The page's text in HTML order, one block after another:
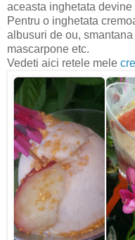
aceasta inghetata devine
Pentru o inghetata
albusuri de ou,
mascarpone etc.
Vedeti aici retele mele